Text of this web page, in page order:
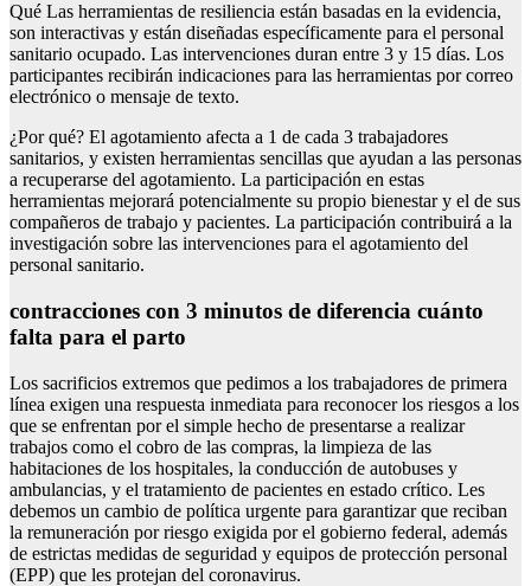
Qué Las herramientas de resiliencia están basadas en la evidencia,
son interactivas y están diseñadas específicamente para el personal
sanitario ocupado. Las intervenciones duran entre 3 y 15 días. Los
participantes recibirán indicaciones para las herramientas por correo
electrónico o mensaje de texto.
¿Por qué? El agotamiento afecta a 1 de cada 3 trabajadores
sanitarios, y existen herramientas sencillas que ayudan a las personas
a recuperarse del agotamiento. La participación en estas
herramientas mejorará potencialmente su propio bienestar y el de sus
compañeros de trabajo y pacientes. La participación contribuirá a la
investigación sobre las intervenciones para el agotamiento del
personal sanitario.
contracciones con 3 minutos de diferencia cuánto
falta para el parto
Los sacrificios extremos que pedimos a los trabajadores de primera
línea exigen una respuesta inmediata para reconocer los riesgos a los
que se enfrentan por el simple hecho de presentarse a realizar
trabajos como el cobro de las compras, la limpieza de las
habitaciones de los hospitales, la conducción de autobuses y
ambulancias, y el tratamiento de pacientes en estado crítico. Les
debemos un cambio de política urgente para garantizar que reciban
la remuneración por riesgo exigida por el gobierno federal, además
de estrictas medidas de seguridad y equipos de protección personal
(EPP) que les protejan del coronavirus.